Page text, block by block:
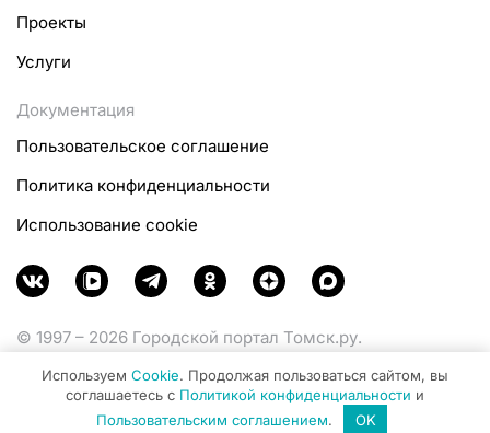
Проекты
Услуги
Документация
Пользовательское соглашение
Политика конфиденциальности
Использование cookie
© 1997 – 2026 Городской портал Томск.ру.
Министерства цифрового развития, связи и массовых
коммуникаций Российской Федерации.
Используем Cookie. Продолжая пользоваться сайтом, вы
соглашаетесь с Политикой конфиденциальности и
Пользовательским соглашением. OK